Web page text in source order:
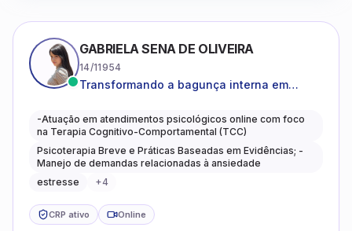
GABRIELA SENA DE OLIVEIRA
14/11954
Transformando a bagunça interna em
caminhos mais gentis para se viver.
-Atuação em atendimentos psicológicos online com foco
na Terapia Cognitivo-Comportamental (TCC)
Psicoterapia Breve e Práticas Baseadas em Evidências; -
Manejo de demandas relacionadas à ansiedade
estresse
+4
CRP ativo Online